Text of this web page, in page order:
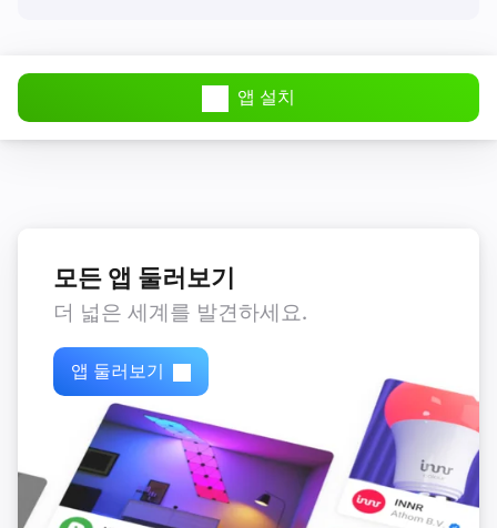
앱 설치
모든 앱 둘러보기
더 넓은 세계를 발견하세요.
앱 둘러보기